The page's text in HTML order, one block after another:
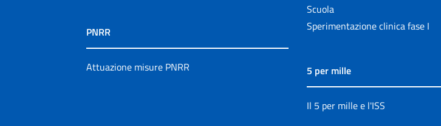
PNRR
Attuazione misure PNRR
Scuola
Sperimentazione clinica fase I
5 per mille
Il 5 per mille e l'ISS